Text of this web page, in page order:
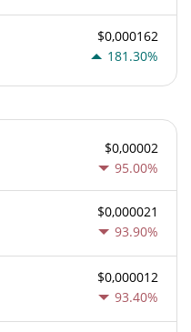
$0,000162
181.30%
$0,00002
95.00%
$0,000021
93.90%
$0,000012
93.40%